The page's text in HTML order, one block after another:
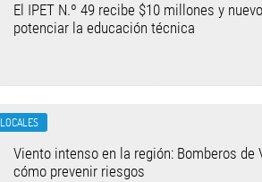
El IPET N.º 49 recibe $10 millones y
potenciar la educación técnica
LOCALES
Viento intenso en la región: Bomberos
cómo prevenir riesgos